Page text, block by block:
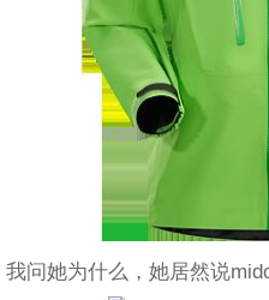
我问她为什么，她居然说